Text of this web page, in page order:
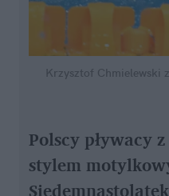
Krzysztof Chmielewski
Polscy pływacy
stylem